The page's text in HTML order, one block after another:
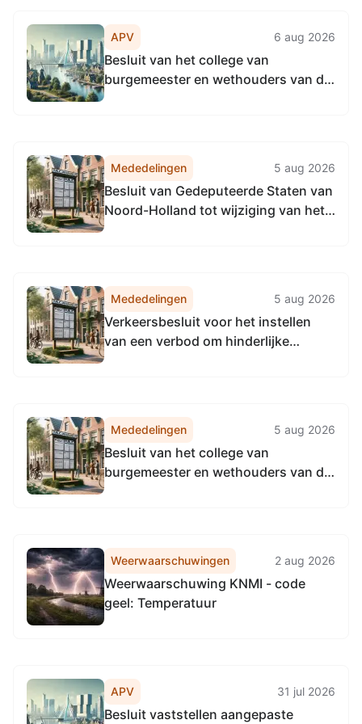
Vervangingsregeling directie
Regulering & Expertise
Omgevingsdienst
Noordzeekanaalgebied
APV 6 aug 2026
Besluit van het college van
burgemeester en wethouders van de
per 1 september 2026 op € 0
Mededelingen 5 aug 2026
Besluit van Gedeputeerde Staten van
Noord-Holland tot wijziging van het
in beheer bij de provincie Noord-
Holland en het uniformeren van de...
Mededelingen 5 aug 2026
Verkeersbesluit voor het instellen
van een verbod om hinderlijke
Mededelingen 5 aug 2026
Besluit van het college van
burgemeester en wethouders van de
Amsterdam (Instellingsbesluit
Commissie Integriteit Gemeente
Amsterdam)
Weerwaarschuwingen 2 aug 2026
Weerwaarschuwing KNMI - code
geel: Temperatuur
APV 31 jul 2026
Besluit vaststellen aangepaste